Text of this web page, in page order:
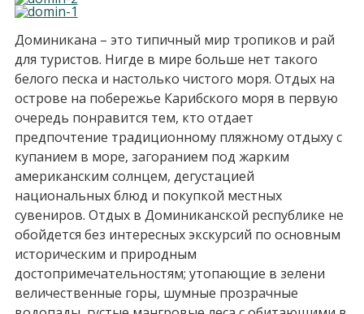
Доминикана – это типичный мир тропиков и рай
для туристов. Нигде в мире больше нет такого
белого песка и настолько чистого моря. Отдых на
острове на побережье Карибского моря в первую
очередь понравится тем, кто отдает
предпочтение традиционному пляжному отдыху с
купанием в море, загоранием под жарким
американским солнцем, дегустацией
национальных блюд и покупкой местных
сувениров. Отдых в Доминиканской республике не
обойдется без интересных экскурсий по основным
историческим и природным
достопримечательностям; утопающие в зелени
величественные горы, шумные прозрачные